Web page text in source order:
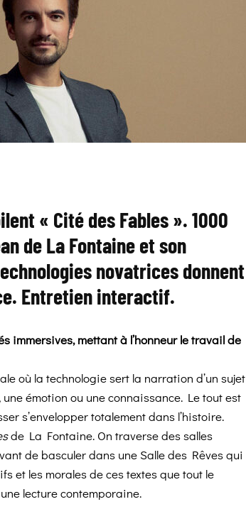
« Cité des Fables ». 1000
de La Fontaine et son
novatrices donnent
Entretien interactif.
immersives, mettant à l’honneur le travail de
où la technologie sert la narration d’un sujet
émotion ou une connaissance. Le tout est
s’envelopper totalement dans l’histoire.
de La Fontaine. On traverse des salles
de basculer dans une Salle des Rêves qui
et les morales de ces textes que tout le
lecture contemporaine.